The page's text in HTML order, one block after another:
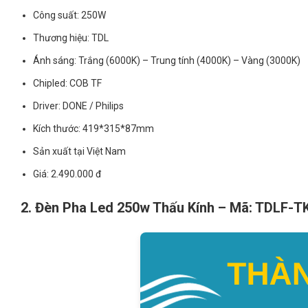
Công suất: 250W
Thương hiệu: TDL
Ánh sáng: Trắng (6000K) – Trung tính (4000K) – Vàng (3000K)
Chipled: COB TF
Driver: DONE / Philips
Kích thước: 419*315*87mm
Sản xuất tại Việt Nam
Giá: 2.490.000 đ
2. Đèn Pha Led 250w Thấu Kính – Mã: TDLF-